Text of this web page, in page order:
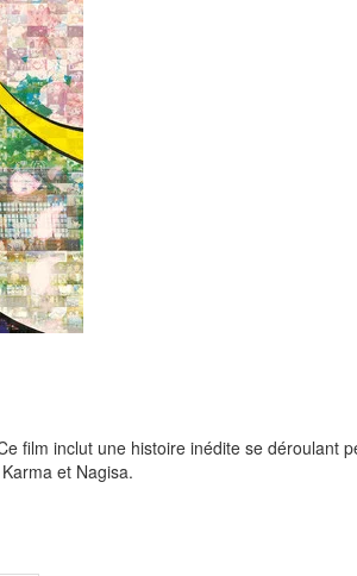
film inclut une histoire inédite se déroulant
et Nagisa.